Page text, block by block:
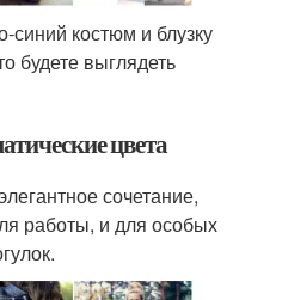
костюм и блузку
будете выглядеть
цвета
сочетание,
работы, и для особых